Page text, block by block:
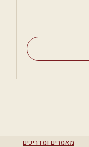
מאמרים ומדריכים